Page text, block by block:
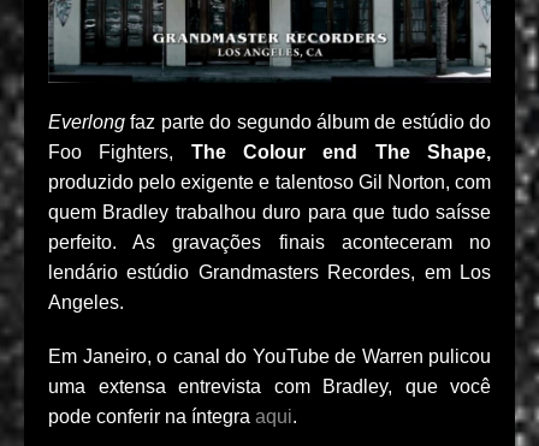
Everlong faz parte do segundo álbum de estúdio do
Foo Fighters, The Colour end The Shape,
produzido pelo exigente e talentoso Gil Norton, com
quem Bradley trabalhou duro para que tudo saísse
perfeito. As gravações finais aconteceram no
lendário estúdio Grandmasters Recordes, em Los
Angeles.
Em Janeiro, o canal do YouTube de Warren pulicou
uma extensa entrevista com Bradley, que você
pode conferir na íntegra aqui.